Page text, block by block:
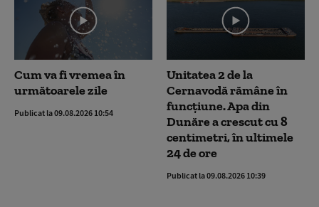
Cum va fi vremea în
următoarele zile
Publicat la 09.08.2026 10:54
Unitatea 2 de la
Cernavodă rămâne în
funcțiune. Apa din
Dunăre a crescut cu 8
centimetri, în ultimele
24 de ore
Publicat la 09.08.2026 10:39